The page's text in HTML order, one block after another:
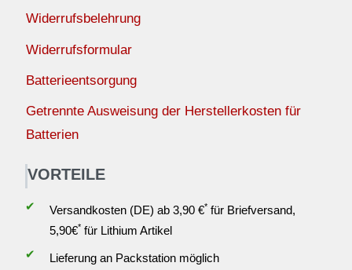
Widerrufsbelehrung
Widerrufsformular
Batterieentsorgung
Getrennte Ausweisung der Herstellerkosten für
Batterien
VORTEILE
✔ Versandkosten (DE) ab 3,90 €*für Briefversand,
5,90€*für Lithium Artikel
✔
Lieferung an Packstation möglich